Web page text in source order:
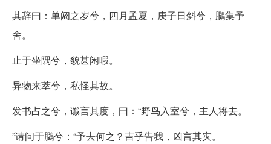
其辞曰：单阏之岁兮，四月孟夏，庚子日斜兮，鵩集予
舍。
止于坐隅兮，貌甚闲暇。
异物来萃兮，私怪其故。
发书占之兮，谶言其度，曰：“野鸟入室兮，主人将去。
”请问于鵩兮：“予去何之？吉乎告我，凶言其灾。